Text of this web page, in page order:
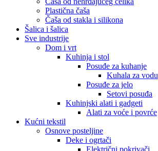
Plastična čaša
Čaša od stakla i silikona
Šalica i šalica
Sve industrije
Dom i vrt
Kuhinja i stol
Posuđe za kuhanje
Kuhala za vodu
Posuđe za jelo
Setovi posuđa
Kuhinjski alati i gadgeti
Alati za voće i povrće
Kućni tekstil
Osnove posteljine
Deke i ogrtači
Električni pokrivači